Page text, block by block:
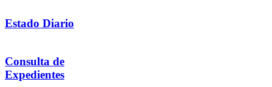
Estado Diario
Consulta de
Expedientes